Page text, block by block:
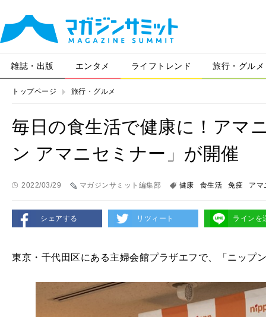
雑誌・出版 エンタメ ライフトレンド 旅行・グルメ
トップページ 旅行・グルメ
毎日の食生活で健康に！アマ
ン アマニセミナー」が開催
2022/03/29 マガジンサミット編集部 健康 食生活 免疫 アマ
シェアする リツィート ラインを
東京・千代田区にある主婦会館プラザエフで、「ニップ